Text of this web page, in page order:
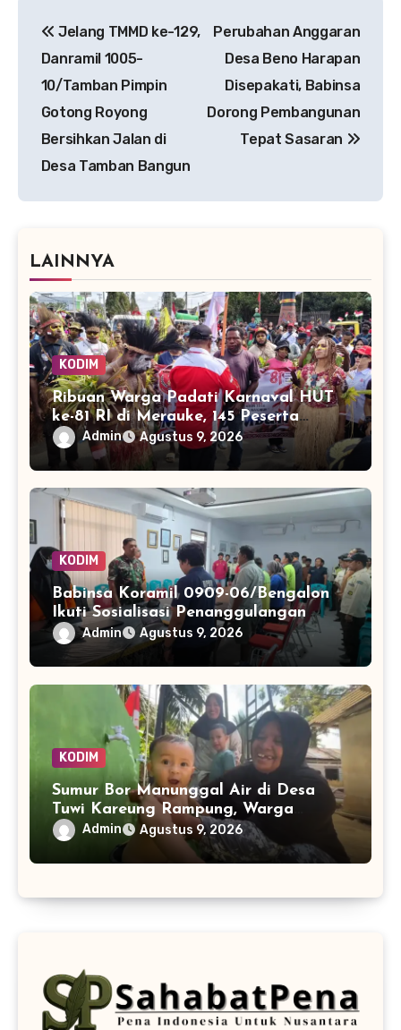
pos
‎Jelang TMMD ke-129,
Danramil 1005-
10/Tamban Pimpin
Gotong Royong
Bersihkan Jalan di
Desa Tamban Bangun
Perubahan Anggaran
Desa Beno Harapan
Disepakati, Babinsa
Dorong Pembangunan
Tepat Sasaran
LAINNYA
KODIM
Ribuan Warga Padati Karnaval HUT
ke-81 RI di Merauke, 145 Peserta
Tampilkan Keberagaman
Admin Agustus 9, 2026
KODIM
Babinsa Koramil 0909-06/Bengalon
Ikuti Sosialisasi Penanggulangan
Kebakaran Hutan dan Lahan di PSB
Admin Agustus 9, 2026
KODIM
Sumur Bor Manunggal Air di Desa
Tuwi Kareung Rampung, Warga
Sambut dengan Senyum
Admin Agustus 9, 2026